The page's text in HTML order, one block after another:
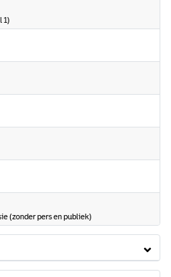
1)
(zonder pers en publiek)